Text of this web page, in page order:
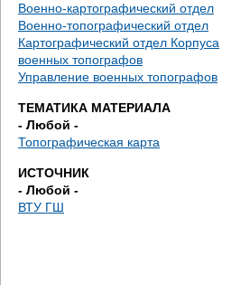
ь
Военно-картографический отдел
Военно-топографический отдел
Картографический отдел Корпуса
военных топографов
Управление военных топографов
ТЕМАТИКА МАТЕРИАЛА
- Любой -
Топографическая карта
ИСТОЧНИК
- Любой -
ВТУ ГШ